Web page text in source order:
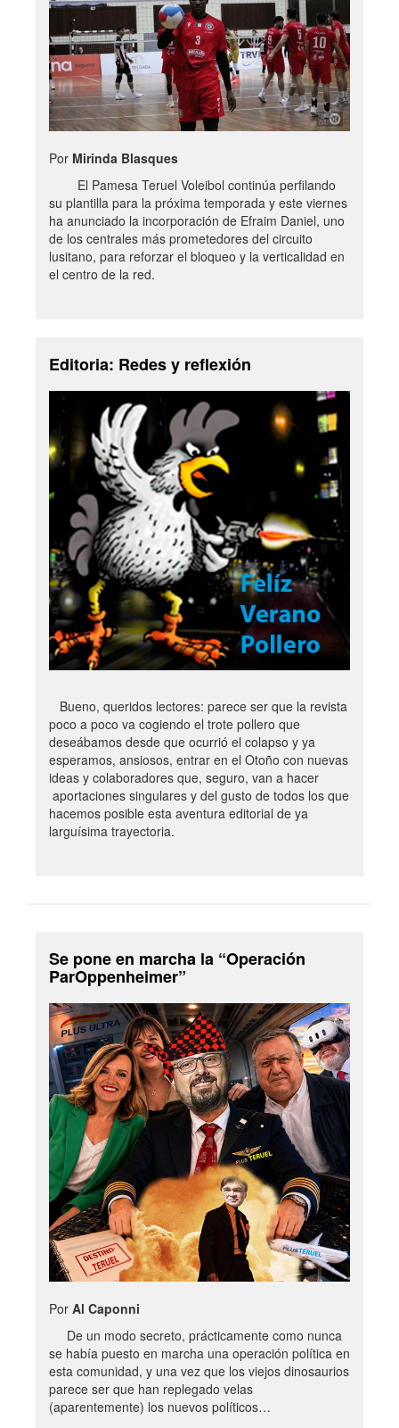
Por Mirinda Blasques
El Pamesa Teruel Voleibol continúa perfilando
su plantilla para la próxima temporada y este viernes
ha anunciado la incorporación de Efraim Daniel, uno
de los centrales más prometedores del circuito
lusitano, para reforzar el bloqueo y la verticalidad en
el centro de la red.
Editoria: Redes y reflexión
Bueno, queridos lectores: parece ser que la revista
poco a poco va cogiendo el trote pollero que
deseábamos desde que ocurrió el colapso y ya
esperamos, ansiosos, entrar en el Otoño con nuevas
ideas y colaboradores que, seguro, van a hacer
aportaciones singulares y del gusto de todos los que
hacemos posible esta aventura editorial de ya
larguísima trayectoria.
Se pone en marcha la “Operación
ParOppenheimer”
Por Al Caponni
De un modo secreto, prácticamente como nunca
se había puesto en marcha una operación política en
esta comunidad, y una vez que los viejos dinosaurios
parece ser que han replegado velas
(aparentemente) los nuevos políticos…